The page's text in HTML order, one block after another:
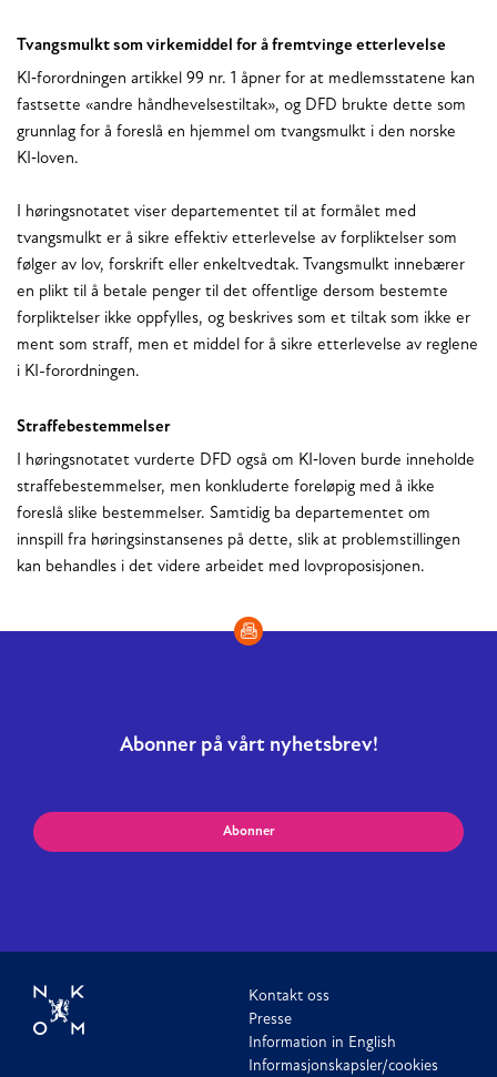
Tvangsmulkt som virkemiddel for å fremtvinge etterlevelse
KI‑forordningen artikkel 99 nr. 1 åpner for at medlemsstatene kan
fastsette «andre håndhevelsestiltak», og DFD brukte dette som
grunnlag for å foreslå en hjemmel om tvangsmulkt i den norske
KI‑loven.
I høringsnotatet viser departementet til at formålet med
tvangsmulkt er å sikre effektiv etterlevelse av forpliktelser som
følger av lov, forskrift eller enkeltvedtak. Tvangsmulkt innebærer
en plikt til å betale penger til det offentlige dersom bestemte
forpliktelser ikke oppfylles, og beskrives som et tiltak som ikke er
ment som straff, men et middel for å sikre etterlevelse av reglene
i KI-forordningen.
Straffebestemmelser
I høringsnotatet vurderte DFD også om KI‑loven burde inneholde
straffebestemmelser, men konkluderte foreløpig med å ikke
foreslå slike bestemmelser. Samtidig ba departementet om
innspill fra høringsinstansenes på dette, slik at problemstillingen
kan behandles i det videre arbeidet med lovproposisjonen.
Abonner på vårt nyhetsbrev!
Abonner
Kontakt oss
Presse
Information in English
Informasjonskapsler/cookies